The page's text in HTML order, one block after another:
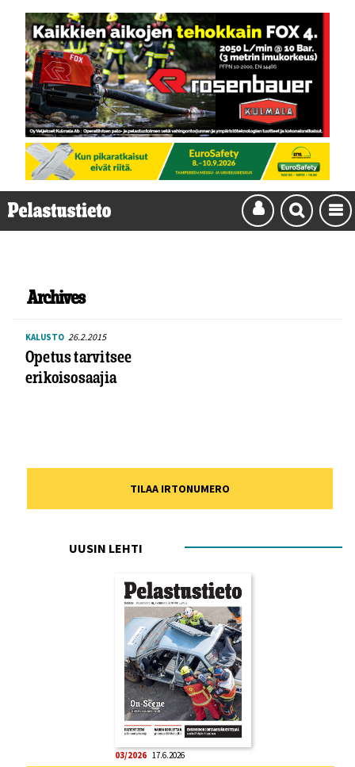
Archives
KALUSTO 26.2.2015
Opetus tarvitsee
erikoisosaajia
TILAA IRTONUMERO
UUSIN LEHTI
03/2026 17.6.2026